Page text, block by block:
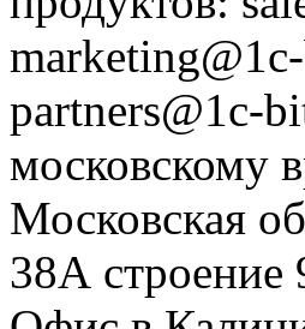
partners@1c-
московскому
Московская
38А строение